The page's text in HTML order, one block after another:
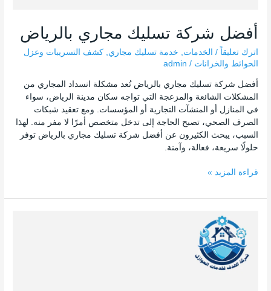
أفضل شركة تسليك مجاري بالرياض
اترك تعليقاً / الخدمات, خدمة تسليك مجاري,كشف التسريبات وعزل
الحوائط والخزانات /
admin
أفضل شركة تسليك مجاري بالرياض تُعد مشكلة انسداد المجاري من
المشكلات الشائعة والمزعجة التي تواجه سكان مدينة الرياض، سواء
في المنازل أو المنشآت التجارية أو المؤسسات. ومع تعقيد شبكات
الصرف الصحي، تصبح الحاجة إلى تدخل متخصص أمرًا لا مفر منه. لهذا
السبب، يبحث الكثيرون عن أفضل شركة تسليك مجاري بالرياض توفر
حلولًا سريعة، فعالة، وآمنة.
قراءة المزيد »
شركة
عزل
وغسيل
خزانات